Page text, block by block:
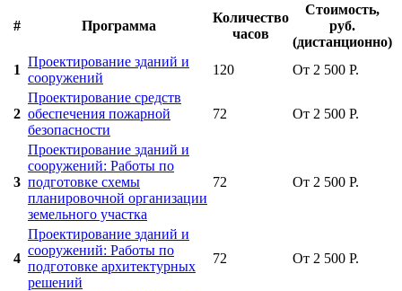
# Программа
Количество
часов
Стоимость,
руб.
(дистанционно)
1
Проектирование зданий и
сооружений
120 От 2 500 Р.
2
Проектирование средств
обеспечения пожарной
безопасности
72 От 2 500 Р.
3
Проектирование зданий и
сооружений: Работы по
подготовке схемы
планировочной организации
земельного участка
72 От 2 500 Р.
4
Проектирование зданий и
сооружений: Работы по
подготовке архитектурных
решений
72 От 2 500 Р.